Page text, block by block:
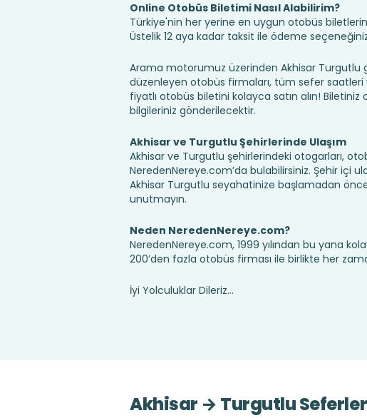
Online Otobüs Biletimi Nasıl Alabilirim?
Türkiye'nin her yerine en uygun otobüs
Üstelik 12 aya kadar taksit ile ödeme
Arama motorumuz üzerinden Akhisar Turgutlu
düzenleyen otobüs firmaları, tüm sefer
fiyatlı otobüs biletini kolayca satın alın!
bilgileriniz gönderilecektir.
Akhisar ve Turgutlu Şehirlerinde Ulaşım
Akhisar ve Turgutlu şehirlerindeki otogarları,
NeredenNereye.com’da bulabilirsiniz. Şehir içi
Akhisar Turgutlu seyahatinize başlamadan
unutmayın.
Neden NeredenNereye.com?
NeredenNereye.com, 1999 yılından bu yana
200’den fazla otobüs firması ile birlikte her
İyi Yolculuklar Dileriz...
Akhisar → Turgutlu